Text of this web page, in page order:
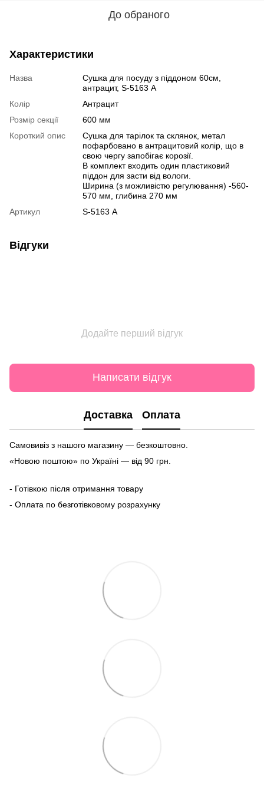
До обраного
Характеристики
Назва
Сушка для посуду з піддоном 60см,
антрацит, S-5163 А
Колір
Антрацит
Розмір секції
600 мм
Короткий опис
Сушка для тарілок та склянок, метал
пофарбовано в антрацитовий колір, що в
свою чергу запобігає корозії.
В комплект входить один пластиковий
піддон для засти від вологи.
Ширина (з можливістю регулювання) -560-
570 мм, глибина 270 мм
Артикул
S-5163 А
Відгуки
Додайте перший відгук
Написати відгук
Доставка Оплата
Самовивіз з нашого магазину — безкоштовно.
«Новою поштою» по Україні — від 90 грн.
- Готівкою після отримання товару
- Оплата по безготівковому розрахунку